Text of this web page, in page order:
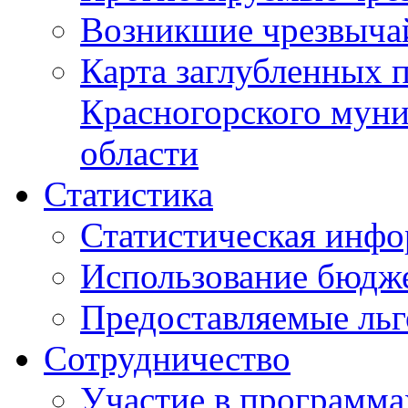
Возникшие
Карта
Красногорского
области
Статистика
Статистическая
Использование
Предоставляемые
Сотрудничество
Участие в